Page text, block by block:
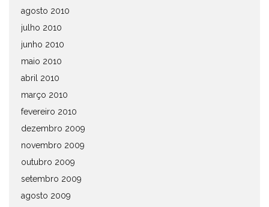
agosto 2010
julho 2010
junho 2010
maio 2010
abril 2010
março 2010
fevereiro 2010
dezembro 2009
novembro 2009
outubro 2009
setembro 2009
agosto 2009